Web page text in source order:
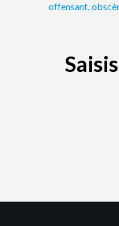
offensant,